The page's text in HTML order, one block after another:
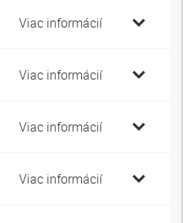
Viac informácií
Viac informácií
Viac informácií
Viac informácií